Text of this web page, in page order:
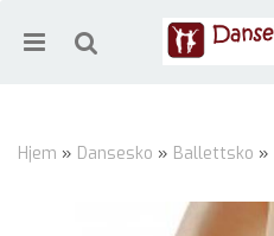
Hjem » Dansesko » Ballettsko »